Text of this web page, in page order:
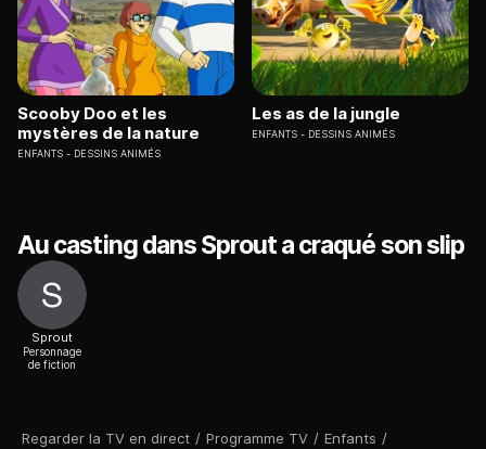
Regarder la TV en direct / Programme TV / Enfants /
Scooby Doo et les
mystères de la nature
ENFANTS DESSINS ANIMÉS
Les as de la jungle
ENFANTS DESSINS ANIMÉS
Au casting dans Sprout a craqué son slip
Sprout
Personnage
de fiction